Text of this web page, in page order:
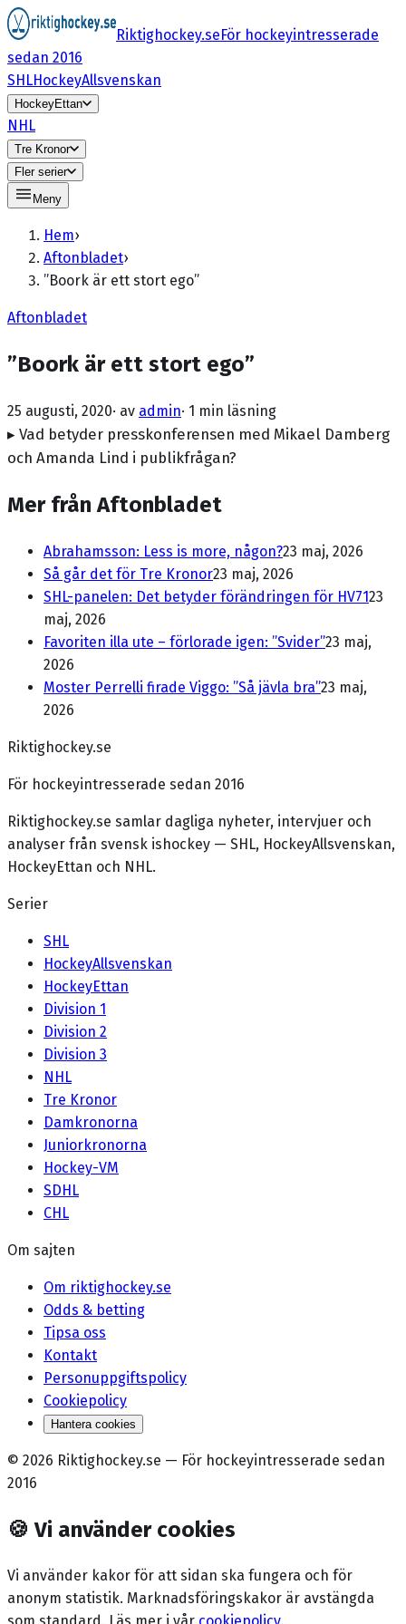
Riktighockey.seFör hockeyintresserade
sedan 2016
SHLHockeyAllsvenskan
HockeyEttan
NHL
Tre Kronor
Fler serier
Meny
Hem›
Aftonbladet›
”Boork är ett stort ego”
Aftonbladet
”Boork är ett stort ego”
25 augusti, 2020· av admin· 1 min läsning
▸ Vad betyder presskonferensen med Mikael Damberg
och Amanda Lind i publikfrågan?
Mer från Aftonbladet
Abrahamsson: Less is more, någon?23 maj, 2026
Så går det för Tre Kronor23 maj, 2026
SHL-panelen: Det betyder förändringen för HV7123
maj, 2026
Favoriten illa ute – förlorade igen: ”Svider”23 maj,
2026
Moster Perrelli firade Viggo: ”Så jävla bra”23 maj,
2026
Riktighockey.se
För hockeyintresserade sedan 2016
Riktighockey.se samlar dagliga nyheter, intervjuer och
analyser från svensk ishockey — SHL, HockeyAllsvenskan,
HockeyEttan och NHL.
Serier
SHL
HockeyAllsvenskan
HockeyEttan
Division 1
Division 2
Division 3
NHL
Tre Kronor
Damkronorna
Juniorkronorna
Hockey-VM
SDHL
CHL
Om sajten
Om riktighockey.se
Odds & betting
Tipsa oss
Kontakt
Personuppgiftspolicy
Cookiepolicy
Hantera cookies
© 2026 Riktighockey.se — För hockeyintresserade sedan
2016
🍪 Vi använder cookies
Vi använder kakor för att sidan ska fungera och för
anonym statistik. Marknadsförings­kakor är avstängda